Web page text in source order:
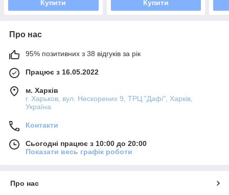
Купити Купити
Про нас
95% позитивних з 38 відгуків за рік
Працює з 16.05.2022
м. Харків
г. Харьков, вул. Нескорених 9, ТРЦ "Дафі", Харків,
Україна
Контакти
Сьогодні працює з 10:00 до 20:00
Показати весь графік роботи
Про нас